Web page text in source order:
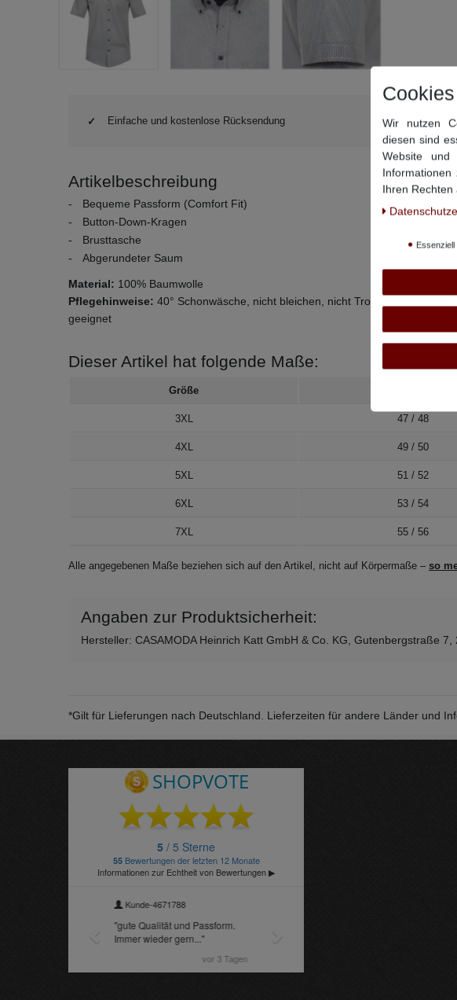
Einfache und kostenlose Rücksendung DHL-
Artikelbeschreibung
Bequeme Passform (Comfort Fit)
Button-Down-Kragen
Brusttasche
Abgerundeter Saum
Material: 100% Baumwolle
Pflegehinweise: 40° Schonwäsche, nicht bleichen, nicht Trommeltrocknen,
geeignet
Dieser Artikel hat folgende Maße:
Größe
3XL 47 / 48
4XL 49 / 50
5XL 51 / 52
6XL 53 / 54
7XL 55 / 56
Alle angegebenen Maße beziehen sich auf den Artikel, nicht auf Körpermaße – so
Angaben zur Produktsicherheit:
Hersteller: CASAMODA Heinrich Katt GmbH & Co. KG, Gutenbergstraße
*Gilt für Lieferungen nach Deutschland. Lieferzeiten für andere Länder und
Cookies
Wir nutzen
diesen sind
Website und
Ihren Rechten
Essenziell